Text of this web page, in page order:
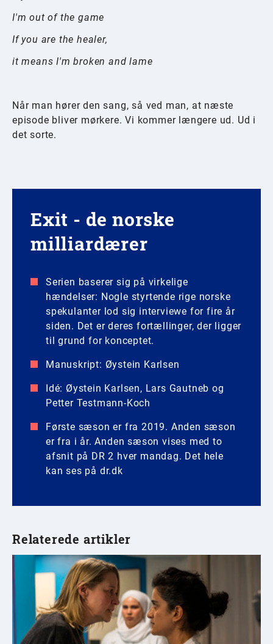
I'm out of the game
If you are the healer,
it means I'm broken and lame
Når man hører den sang, så ved man, at næste
episode bliver mørkere. Vi kommer længere ud. Ud i
det sorte.
Exit - de norske
milliardærer
Serien baserer sig på virkelige
hændelser: Nogle styrtende rige norske
spekulanter lod sig interviewe for fire år
siden. Det er deres fortællinger, der ligger
til grund for konceptet.
Manuskript: Øystein Karlsen
Idé: Øystein Karlsen, Lars Gautneb og
Petter Testmann-Koch
Første sæson er fra 2019. Anden sæson
er fra i år. Anden sæson vises med to
afsnit på DR 2 hver mandag. Det hele
kan ses på dr.dk
Relaterede artikler